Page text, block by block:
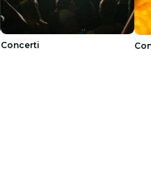
Concerti